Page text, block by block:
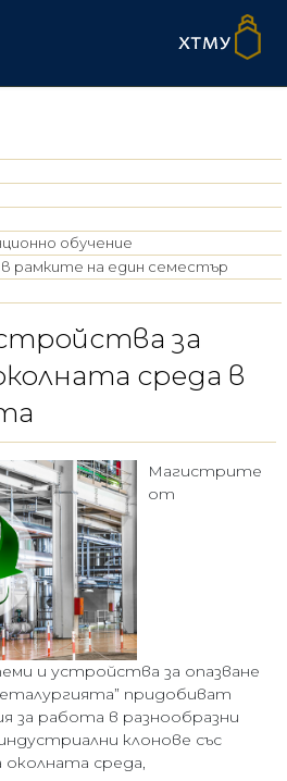
обучение
рамките на един семестър
за
среда в
Магистрите
от
и устройства за опазване
придобиват
за работа в разнообразни
клонове със
околната среда,